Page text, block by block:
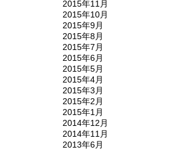
2015年11月
2015年10月
2015年9月
2015年8月
2015年7月
2015年6月
2015年5月
2015年4月
2015年3月
2015年2月
2015年1月
2014年12月
2014年11月
2013年6月